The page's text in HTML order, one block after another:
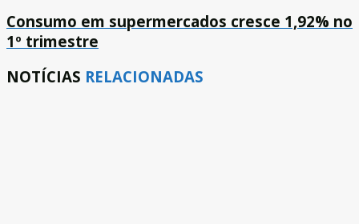
Consumo em supermercados cresce 1,92% no
1º trimestre
NOTÍCIAS RELACIONADAS